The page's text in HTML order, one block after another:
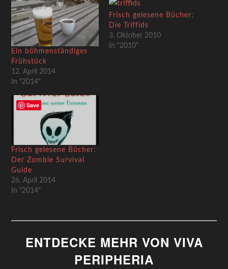
Ein böhmenständiges
Frühstück
12. April 2014
In "2014"
Frisch gelesene Bücher:
Die Triffids
3. Oktober 2010
In "2010"
Frisch gelesene Bücher:
Der Zombie Survival
Guide
26. April 2014
In "2014"
ENTDECKE MEHR VON VIVA
PERIPHERIA
Save